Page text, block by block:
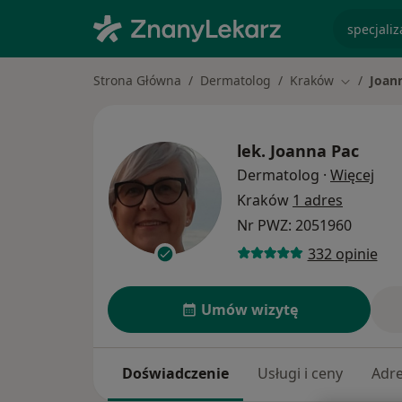
Strona Główna Dermatolog Kraków Zmień
lek. Joanna Pac
Dermatolog · Więcej
Kraków 1 adres
Nr PWZ: 2051960
332 opinie
Umów wizytę
Doświadczenie Usługi i ceny